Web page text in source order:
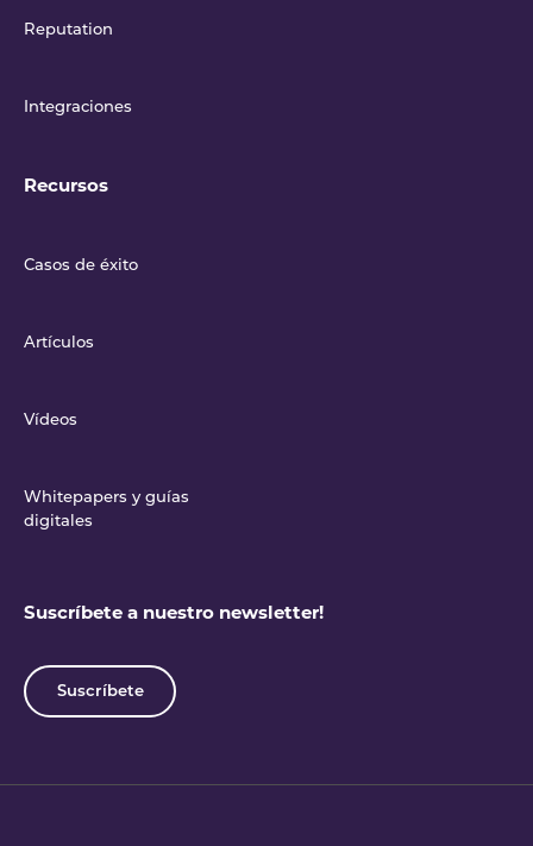
Reputation
Integraciones
Recursos
Casos de éxito
Artículos
Vídeos
Whitepapers y guías
digitales
Suscríbete a nuestro newsletter!
Suscríbete